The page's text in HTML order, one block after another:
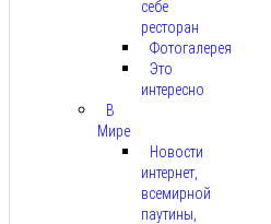
себе
ресторан
Фотогалерея
Это
интересно
В
Мире
Новости
интернет,
всемирной
паутины,